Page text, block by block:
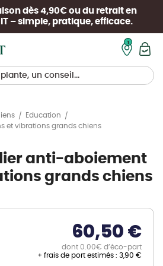
dès 4,90€ ou du retrait en
– simple, pratique, efficace.
Education
et vibrations grands chiens
anti-aboiement
grands chiens
60,50 €
dont 0.00€ d’éco-part
+ frais de port estimés : 3,90 €